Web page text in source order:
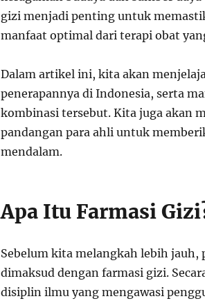
gizi menjadi penting untuk
manfaat optimal dari terapi obat
Dalam artikel ini, kita akan
penerapannya di Indonesia, serta
kombinasi tersebut. Kita juga akan
pandangan para ahli untuk
mendalam.
Apa Itu Farmasi
Sebelum kita melangkah lebih
dimaksud dengan farmasi gizi.
disiplin ilmu yang mengawasi